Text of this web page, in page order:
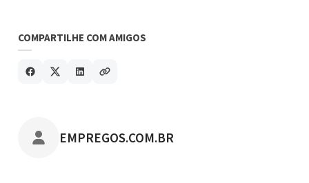
COMPARTILHE COM AMIGOS
POSTADO POR
EMPREGOS.COM.BR